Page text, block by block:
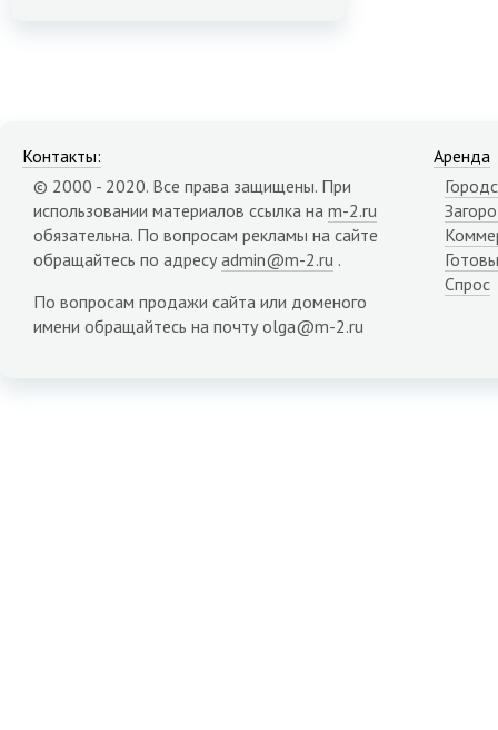
Контакты:
© 2000 - 2020. Все права защищены. При
использовании материалов ссылка на m-2.ru
обязательна. По вопросам рекламы на сайте
обращайтесь по адресу admin@m-2.ru .
По вопросам продажи сайта или доменого
имени обращайтесь на почту olga@m-2.ru
Аренда
Спрос